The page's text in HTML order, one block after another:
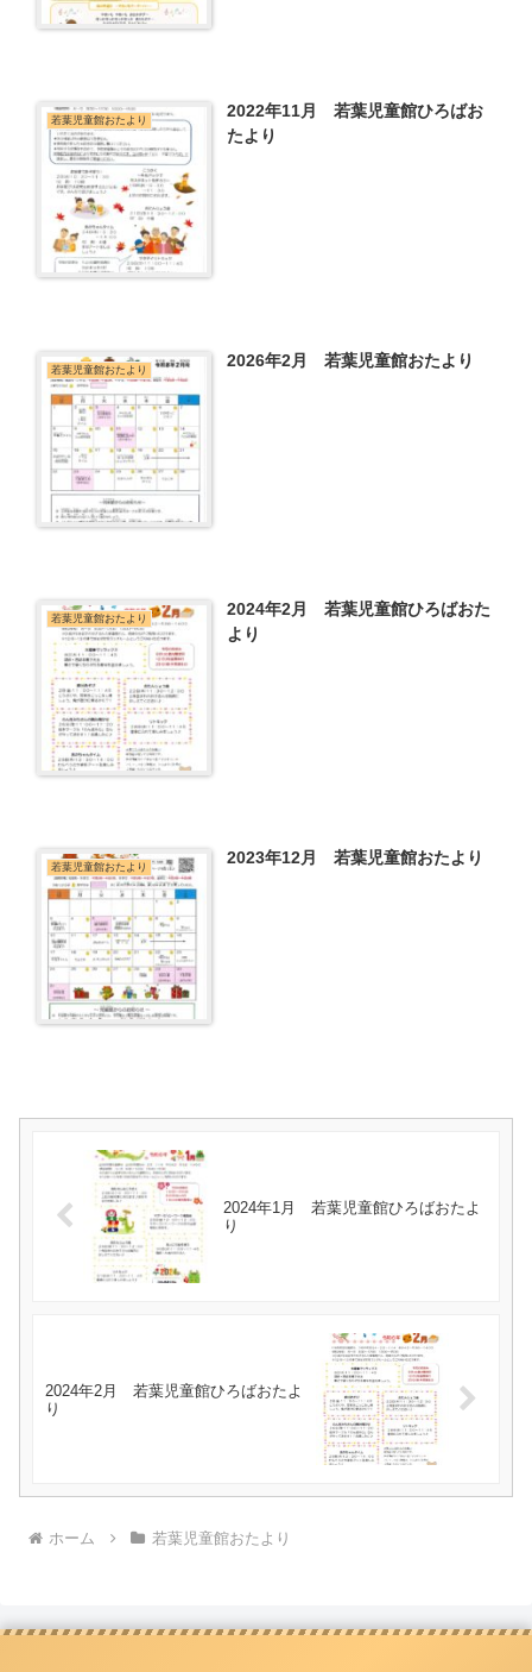
若葉児童館おたより
2022年11月 若葉児童館ひろばお
たより
若葉児童館おたより 2026年2月 若葉児童館おたより
若葉児童館おたより
2024年2月 若葉児童館ひろばおた
より
若葉児童館おたより 2023年12月 若葉児童館おたより
2024年1月 若葉児童館ひろばおたよ
り
2024年2月 若葉児童館ひろばおたよ
り
ホーム 若葉児童館おたより